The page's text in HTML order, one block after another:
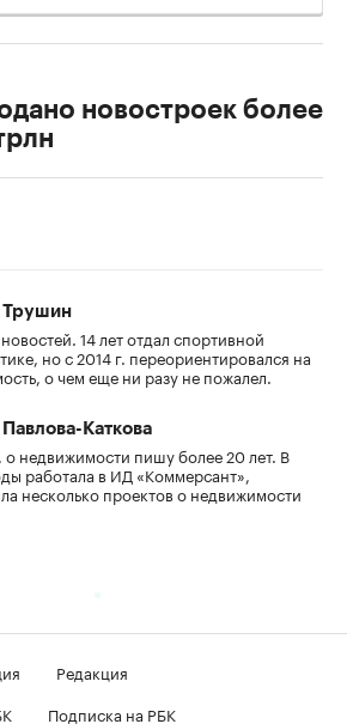
новостроек более
Трушин
14 лет отдал спортивной
но с 2014 г. переориентировался на
о чем еще ни разу не пожалел.
Павлова-Каткова
о недвижимости пишу более 20 лет. В
работала в ИД «Коммерсант»,
несколько проектов о недвижимости
Редакция
Подписка на РБК